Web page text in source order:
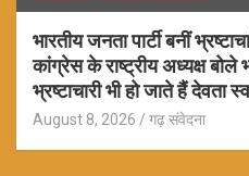
भारतीय जनता पार्टी बनीं
कांग्रेस के राष्ट्रीय अध्यक्ष बोले
भ्रष्टाचारी भी हो जाते हैं देवता
August 8, 2026 गढ़ संवेदना